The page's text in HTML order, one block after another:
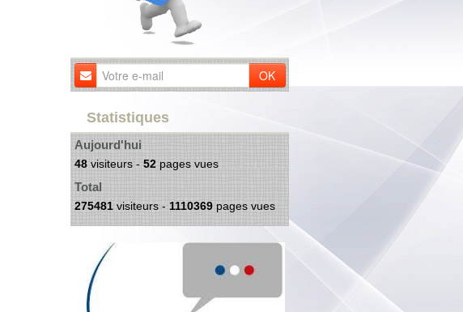
OK
Statistiques
Aujourd'hui
48 visiteurs - 52 pages vues
Total
275481 visiteurs - 1110369 pages vues